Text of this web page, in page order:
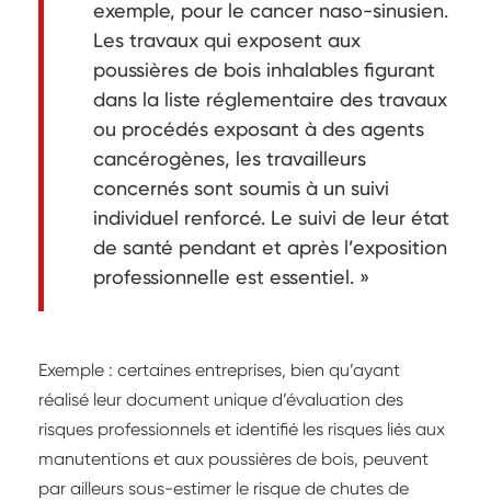
exemple, pour le cancer naso-sinusien.
Les travaux qui exposent aux
poussières de bois inhalables figurant
dans la liste réglementaire des travaux
ou procédés exposant à des agents
cancérogènes, les travailleurs
concernés sont soumis à un suivi
individuel renforcé. Le suivi de leur état
de santé pendant et après l’exposition
professionnelle est essentiel. »
Exemple : certaines entreprises, bien qu’ayant
réalisé leur document unique d’évaluation des
risques professionnels et identifié les risques liés aux
manutentions et aux poussières de bois, peuvent
par ailleurs sous-estimer le risque de chutes de